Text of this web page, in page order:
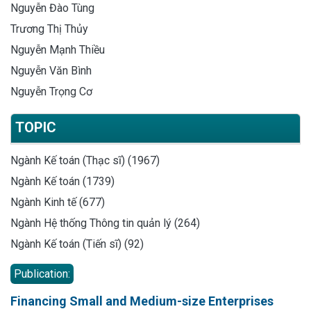
Nguyễn Đào Tùng
Trương Thị Thủy
Nguyễn Mạnh Thiều
Nguyễn Văn Bình
Nguyễn Trọng Cơ
TOPIC
Ngành Kế toán (Thạc sĩ) (1967)
Ngành Kế toán (1739)
Ngành Kinh tế (677)
Ngành Hệ thống Thông tin quản lý (264)
Ngành Kế toán (Tiến sĩ) (92)
Publication:
Financing Small and Medium-size Enterprises